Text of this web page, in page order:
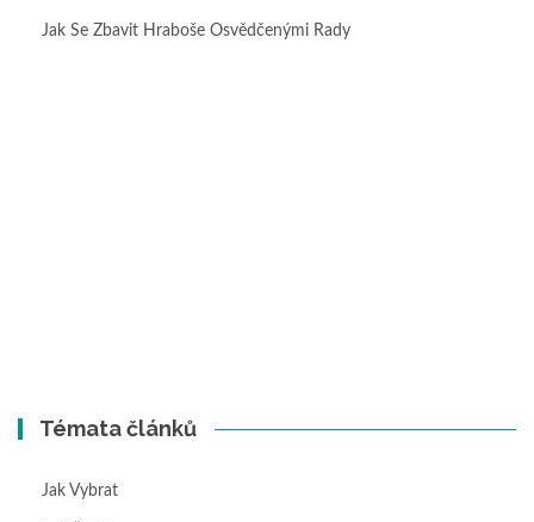
Jak Se Zbavit Hraboše Osvědčenými Rady
Témata článků
Jak Vybrat